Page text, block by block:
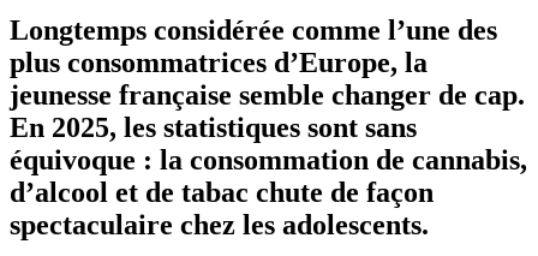
Longtemps considérée comme l’une des
plus consommatrices d’Europe, la
jeunesse française semble changer de cap.
En 2025, les statistiques sont sans
équivoque : la consommation de cannabis,
d’alcool et de tabac chute de façon
spectaculaire chez les adolescents.